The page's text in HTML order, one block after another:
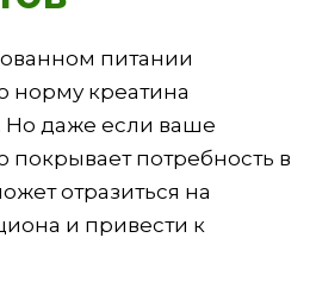
питании
норму креатина
Но даже если ваше
потребность в
отразиться на
и привести к